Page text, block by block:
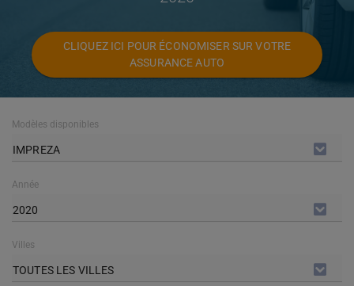
CLIQUEZ ICI POUR ÉCONOMISER SUR VOTRE
ASSURANCE AUTO
Modèles disponibles
IMPREZA
Année
2020
Villes
TOUTES LES VILLES